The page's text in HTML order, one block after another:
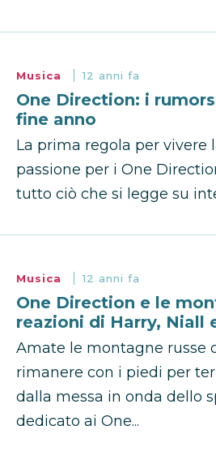
Musica 12 anni fa
One Direction: i
fine anno
La prima regola per vivere
passione per i One
tutto ciò che si legge su
Musica 12 anni fa
One Direction e le
reazioni di Harry, Niall
Amate le montagne russe
rimanere con i piedi per
dalla messa in onda dello
dedicato ai One...